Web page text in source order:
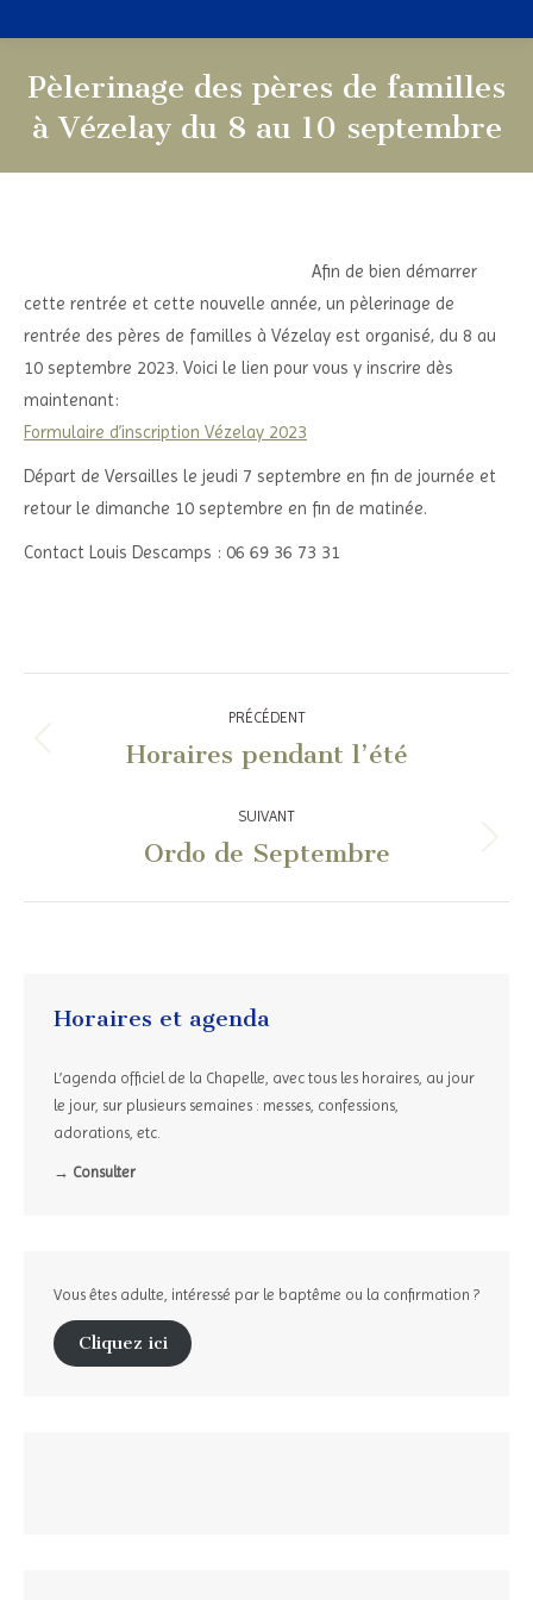
Pèlerinage des pères de familles
à Vézelay du 8 au 10 septembre
Afin de bien démarrer
cette rentrée et cette nouvelle année, un pèlerinage de
rentrée des pères de familles à Vézelay est organisé, du 8 au
10 septembre 2023. Voici le lien pour vous y inscrire dès
maintenant:
Formulaire d’inscription Vézelay 2023
Départ de Versailles le jeudi 7 septembre en fin de journée et
retour le dimanche 10 septembre en fin de matinée.
Contact Louis Descamps : 06 69 36 73 31
Navigation
article
PRÉCÉDENT
Article
:
Horaires pendant l’été
SUIVANT
Article
Ordo de Septembre
Horaires et agenda
L’agenda officiel de la Chapelle, avec tous les horaires, au jour
le jour, sur plusieurs semaines : messes, confessions,
adorations, etc.
→ Consulter
Vous êtes adulte, intéressé par le baptême ou la confirmation ?
Cliquez ici